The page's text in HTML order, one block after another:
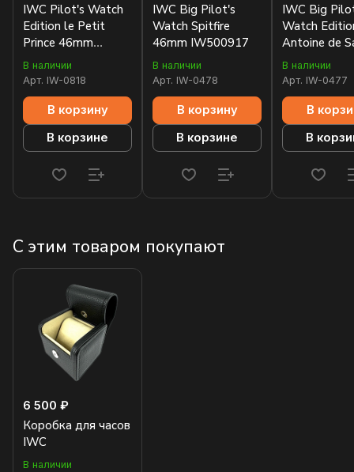
IWC Pilot's Watch
Edition le Petit
Prince 46mm
IW500908
В наличии
Арт. IW-0818
В корзину
В корзине
IWC Big Pilot's
Watch Spitfire
46mm IW500917
В наличии
Арт. IW-0478
В корзину
В корзине
IWC Big
Watch
Antoine de
Exupery
IW500422
В наличии
Арт. IW-0477
В
В
С этим товаром покупают
6 500 ₽
Коробка для часов
IWC
В наличии